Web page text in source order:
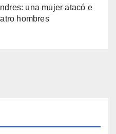
una mujer atacó e
hombres